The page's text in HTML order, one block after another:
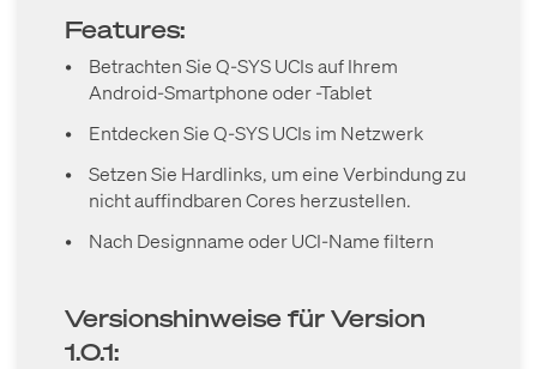
Features:
•
Betrachten Sie Q-SYS UCIs auf Ihrem
Android-Smartphone oder -Tablet
•
Entdecken Sie Q-SYS UCIs im Netzwerk
•
Setzen Sie Hardlinks, um eine Verbindung zu
nicht auffindbaren Cores herzustellen.
•
Nach Designname oder UCI-Name filtern
Versionshinweise für Version
1.0.1: